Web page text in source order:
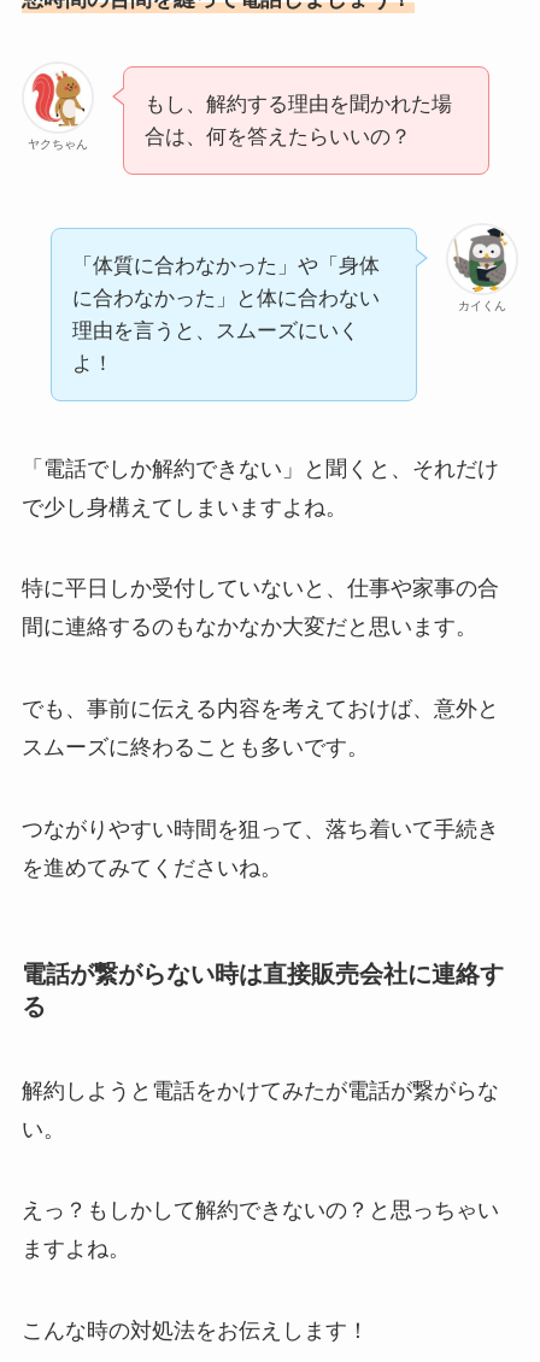
ヤクちゃん
もし、解約する理由を聞かれた場
合は、何を答えたらいいの？
カイくん
「体質に合わなかった」や「身体
に合わなかった」と体に合わない
理由を言うと、スムーズにいく
よ！
「電話でしか解約できない」と聞くと、それだけ
で少し身構えてしまいますよね。
特に平日しか受付していないと、仕事や家事の合
間に連絡するのもなかなか大変だと思います。
でも、事前に伝える内容を考えておけば、意外と
スムーズに終わることも多いです。
つながりやすい時間を狙って、落ち着いて手続き
を進めてみてくださいね。
電話が繋がらない時は直接販売会社に連絡す
る
解約しようと電話をかけてみたが電話が繋がらな
い。
えっ？もしかして解約できないの？と思っちゃい
ますよね。
こんな時の対処法をお伝えします！